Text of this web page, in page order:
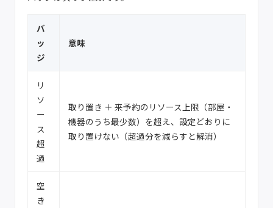
バ
ッ
ジ
意味
リ
ソ
ー
ス
超
過
取り置き ＋ 来予約のリソース上限（部屋・
機器のうち最少数）を超え、設定どおりに
取り置けない（超過分を減らすと解消）
空
き